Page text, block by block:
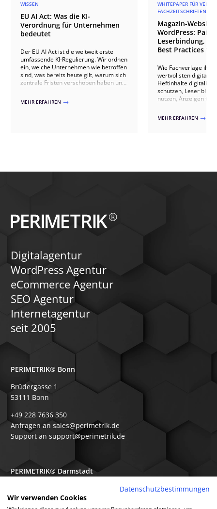
WISSEN
EU AI Act: Was die KI-
Verordnung für Unternehmen
bedeutet
Der EU AI Act ist die weltweit erste
umfassende KI-Regulierung. Wir ordnen
ein, welche Unternehmen wie betroffen
sind, was bereits heute gilt, warum sich
zentrale Fristen verschoben haben und
MEHR ERFAHREN $
WHITEPAPER FÜR
FACHZEITSCHRIFTEN
Magazin-
WordPress: Paid
Leserbindung,
Best Practices für
Wie Fachverlage ihre
wertvollsten digitalen
Heftinhalte
schützen, Leser
nutzen, Anzeigen
20+ Verlagsprojekten.
MEHR ERFAHREN $
Digitalagentur
WordPress Agentur
eCommerce Agentur
SEO Agentur
Internetagentur
seit 2005
PERIMETRIK® Bonn
Brüdergasse 1
53111 Bonn
+49 228 7636 350
Anfragen an sales@perimetrik.de
Support an support@perimetrik.de
PERIMETRIK® Darmstadt
64367 Mühltal
Datenschutzbestimmungen
Wir verwenden Cookies